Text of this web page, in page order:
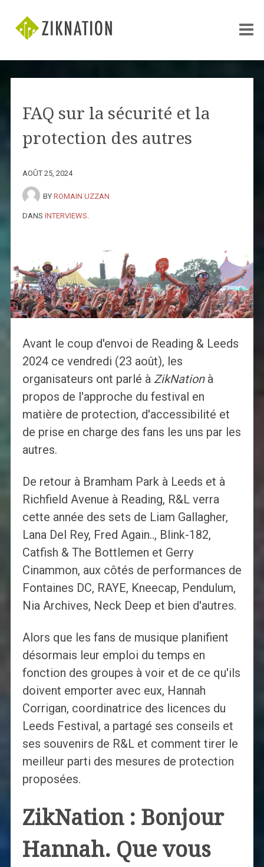
FAQ sur la sécurité et la
protection des autres
AOÛT 25, 2024
BY ROMAIN UZZAN
DANS INTERVIEWS
Avant le coup d'envoi de Reading & Leeds
2024 ce vendredi (23 août), les
organisateurs ont parlé à ZikNationà
propos de l'approche du festival en
matière de protection, d'accessibilité et
de prise en charge des fans les uns par les
autres.
De retour à Bramham Park à Leeds et à
Richfield Avenue à Reading, R&L verra
cette année des sets de Liam Gallagher,
Lana Del Rey, Fred Again.., Blink-182,
Catfish & The Bottlemen et Gerry
Cinammon, aux côtés de performances de
Fontaines DC, RAYE, Kneecap, Pendulum,
Nia Archives, Neck Deep et bien d'autres.
Alors que les fans de musique planifient
désormais leur emploi du temps en
fonction des groupes à voir et de ce qu'ils
doivent emporter avec eux, Hannah
Corrigan, coordinatrice des licences du
Leeds Festival, a partagé ses conseils et
ses souvenirs de R&L et comment tirer le
meilleur parti des mesures de protection
proposées.
ZikNation : Bonjour
Hannah. Que vous